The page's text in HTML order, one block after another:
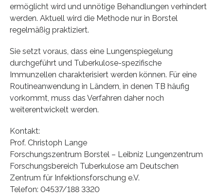
ermöglicht wird und unnötige Behandlungen verhindert
werden. Aktuell wird die Methode nur in Borstel
regelmäßig praktiziert.
Sie setzt voraus, dass eine Lungenspiegelung
durchgeführt und Tuberkulose-spezifische
Immunzellen charakterisiert werden können. Für eine
Routineanwendung in Ländern, in denen TB häufig
vorkommt, muss das Verfahren daher noch
weiterentwickelt werden.
Kontakt:
Prof. Christoph Lange
Forschungszentrum Borstel – Leibniz Lungenzentrum
Forschungsbereich Tuberkulose am Deutschen
Zentrum für Infektionsforschung e.V.
Telefon: 04537/188 3320